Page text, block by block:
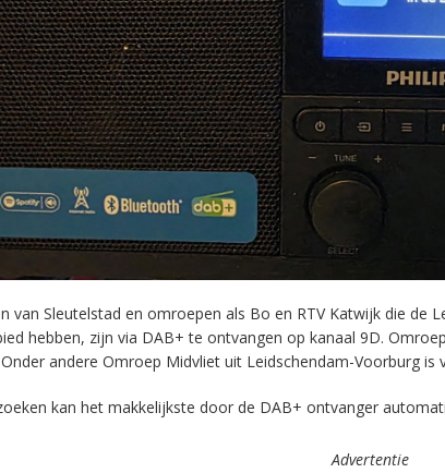
van Sleutelstad en omroepen als Bo en RTV Katwijk die de
hebben, zijn via DAB+ te ontvangen op kanaal 9D.
andere Omroep Midvliet uit Leidschendam-Voorburg is
kan het makkelijkste door de DAB+ ontvanger
Advertentie